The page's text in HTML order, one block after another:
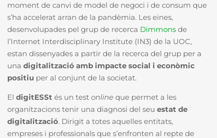
moment de canvi de model de negoci i de consum que
s’ha accelerat arran de la pandèmia. Les eines,
desenvolupades pel grup de recerca Dimmons de
l’Internet Interdisciplinary Institute (IN3) de la UOC,
estan dissenyades a partir de la recerca del grup per a
una digitalització amb impacte social i econòmic
positiu per al conjunt de la societat.
El digitESSt és un test online que permet a les
organitzacions tenir una diagnosi del seu estat de
digitalització. Dirigit a totes aquelles entitats,
empreses i professionals que s’enfronten al repte de